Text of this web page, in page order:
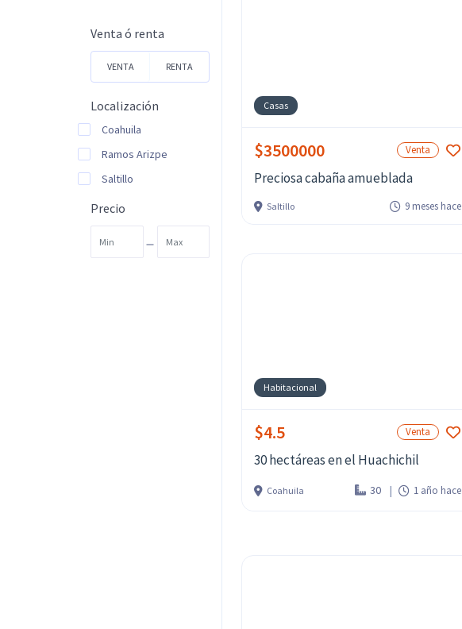
Venta ó renta
VENTA RENTA
Localización
Coahuila
Ramos Arizpe
Saltillo
Precio
-
Casas
$3500000 Venta
Preciosa cabaña amueblada
Saltillo 9 meses hace
Habitacional
$4.5 Venta
30 hectáreas en el Huachichil
Coahuila 30 1 año hace